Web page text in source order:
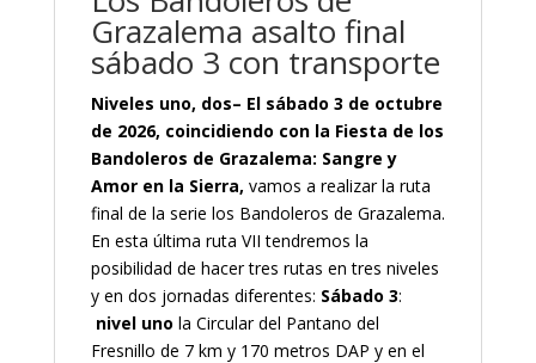
Grazalema asalto final
sábado 3 con transporte
Niveles uno, dos– El sábado 3 de octubre
de 2026, coincidiendo con la Fiesta de los
Bandoleros de Grazalema: Sangre y
Amor en la Sierra, vamos a realizar la ruta
final de la serie los Bandoleros de Grazalema.
En esta última ruta VII tendremos la
posibilidad de hacer tres rutas en tres niveles
y en dos jornadas diferentes: Sábado 3:
nivel uno la Circular del Pantano del
Fresnillo de 7 km y 170 metros DAP y en el